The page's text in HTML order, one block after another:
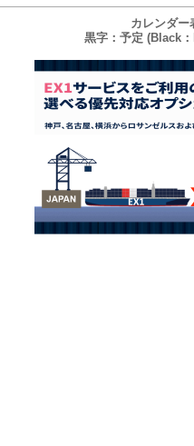
カレンダー
黒字：予定 (Black